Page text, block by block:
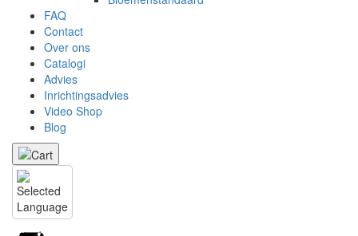
FAQ
Contact
Over ons
Catalogi
Advies
Inrichtingsadvies
Video Shop
Blog